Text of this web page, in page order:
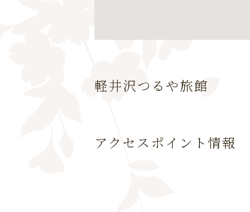
軽井沢つるや旅館
アクセスポイント 情報